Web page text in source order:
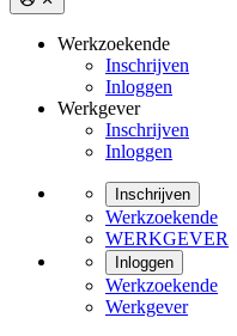
Werkzoekende
Inschrijven
Inloggen
Werkgever
Inschrijven
Inloggen
Inschrijven
Werkzoekende
WERKGEVER
Inloggen
Werkzoekende
Werkgever